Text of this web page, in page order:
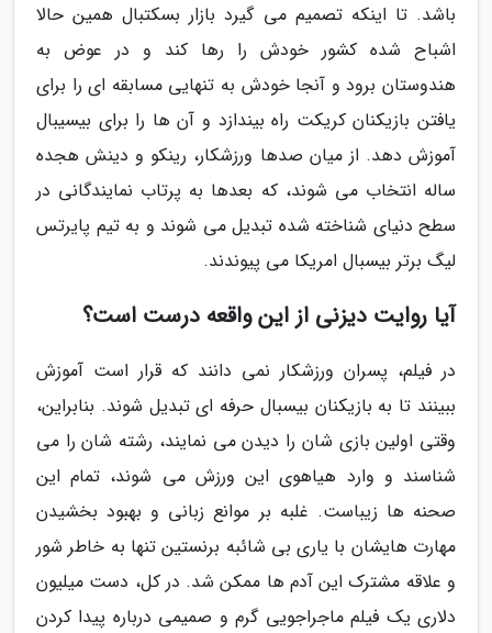
باشد. تا اینکه تصمیم می گیرد بازار بسکتبال همین حالا
اشباح شده کشور خودش را رها کند و در عوض به
هندوستان برود و آنجا خودش به تنهایی مسابقه ای را برای
یافتن بازیکنان کریکت راه بیندازد و آن ها را برای بیسیبال
آموزش دهد. از میان صدها ورزشکار، رینکو و دینش هجده
ساله انتخاب می شوند، که بعدها به پرتاب نمایندگانی در
سطح دنیای شناخته شده تبدیل می شوند و به تیم پایرتس
لیگ برتر بیسبال امریکا می پیوندند.
آیا روایت دیزنی از این واقعه درست است؟
در فیلم، پسران ورزشکار نمی دانند که قرار است آموزش
ببینند تا به بازیکنان بیسبال حرفه ای تبدیل شوند. بنابراین،
وقتی اولین بازی شان را دیدن می نمایند، رشته شان را می
شناسند و وارد هیاهوی این ورزش می شوند، تمام این
صحنه ها زیباست. غلبه بر موانع زبانی و بهبود بخشیدن
مهارت هایشان با یاری بی شائبه برنستین تنها به خاطر شور
و علاقه مشترک این آدم ها ممکن شد. در کل، دست میلیون
دلاری یک فیلم ماجراجویی گرم و صمیمی درباره پیدا کردن